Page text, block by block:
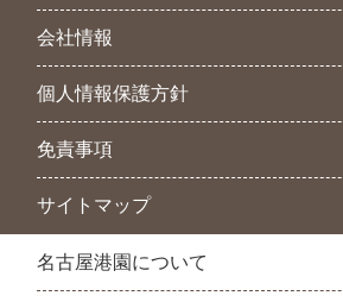
会社情報
個人情報保護方針
免責事項
サイトマップ
名古屋港園について